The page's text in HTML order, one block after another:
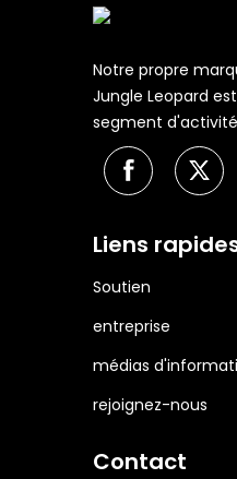
Notre propre
Jungle Leopard
segment
Liens
Soutien
entreprise
médias
rejoignez-nous
Contact